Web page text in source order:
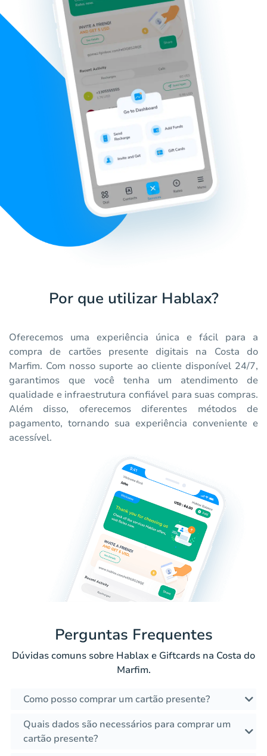
Por que utilizar Hablax?
Oferecemos uma experiência única e fácil para a
compra de cartões presente digitais na Costa do
Marfim. Com nosso suporte ao cliente disponível 24/7,
garantimos que você tenha um atendimento de
qualidade e infraestrutura confiável para suas compras.
Além disso, oferecemos diferentes métodos de
pagamento, tornando sua experiência conveniente e
acessível.
Perguntas Frequentes
Dúvidas comuns sobre Hablax e Giftcards na Costa do
Marfim.
Como posso comprar um cartão presente?
Quais dados são necessários para comprar um
cartão presente?